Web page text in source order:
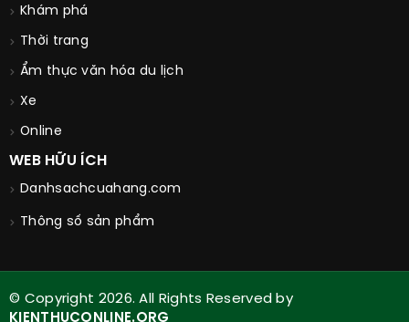
Khám phá
Thời trang
Ẩm thực văn hóa du lịch
Xe
Online
WEB HỮU ÍCH
Danhsachcuahang.com
Thông số sản phẩm
© Copyright 2026. All Rights Reserved by
KIENTHUCONLINE.ORG